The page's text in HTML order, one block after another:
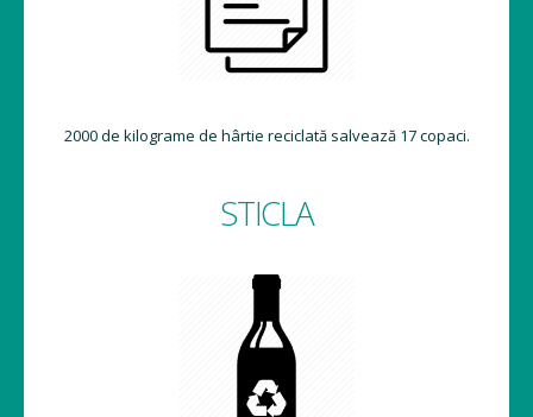
2000 de kilograme de hârtie reciclată salvează 17 copaci.
STICLA